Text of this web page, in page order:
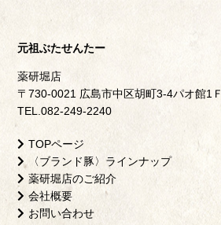
元祖ぶたせんたー
薬研堀店
〒730-0021 広島市中区胡町3-4パオ館1Ｆ
TEL.082-249-2240
TOPページ
〈ブランド豚〉ラインナップ
薬研堀店のご紹介
会社概要
お問い合わせ